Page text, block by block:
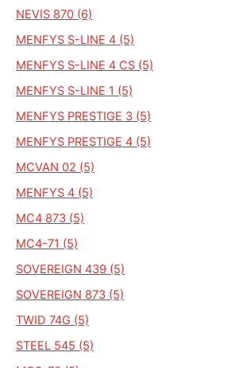
NEVIS 870 (6)
MENFYS S-LINE 4 (5)
MENFYS S-LINE 4 CS (5)
MENFYS S-LINE 1 (5)
MENFYS PRESTIGE 3 (5)
MENFYS PRESTIGE 4 (5)
MCVAN 02 (5)
MENFYS 4 (5)
MC4 873 (5)
MC4-71 (5)
SOVEREIGN 439 (5)
SOVEREIGN 873 (5)
TWID 74G (5)
STEEL 545 (5)